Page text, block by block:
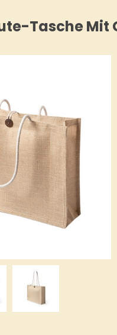
Tasche